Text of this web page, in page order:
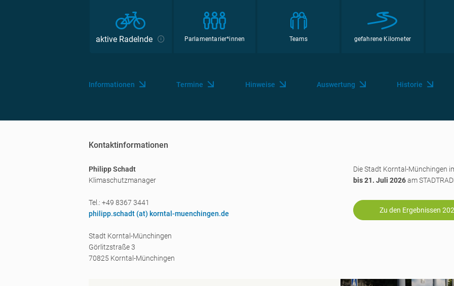
aktive Radelnde Parlamentarier*innen Teams gefahrene Kilometer
Informationen Termine Hinweise Auswertung Historie
Kontaktinformationen
Philipp Schadt
Klimaschutzmanager
Tel.: +49 8367 3441
philipp.schadt (at) korntal-muenchingen.de
Stadt Korntal-Münchingen
Görlitzstraße 3
70825 Korntal-Münchingen
Die Stadt Korntal-Münchingen
bis 21. Juli 2026am
Zu den Ergebnissen